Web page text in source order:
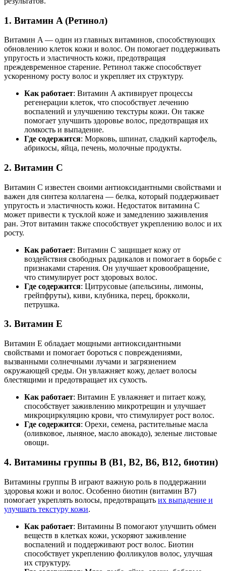
1. Витамин A (Ретинол)
Витамин A — один из главных витаминов, способствующих
обновлению клеток кожи и волос. Он помогает поддерживать
упругость и эластичность кожи, предотвращая
преждевременное старение. Ретинол также способствует
ускоренному росту волос и укрепляет их структуру.
Как работает: Витамин A активирует процессы
регенерации клеток, что способствует лечению
воспалений и улучшению текстуры кожи. Он также
помогает улучшить здоровье волос, предотвращая их
ломкость и выпадение.
Где содержится: Морковь, шпинат, сладкий картофель,
абрикосы, яйца, печень, молочные продукты.
2. Витамин C
Витамин C известен своими антиоксидантными свойствами и
важен для синтеза коллагена — белка, который поддерживает
упругость и эластичность кожи. Недостаток витамина C
может привести к тусклой коже и замедлению заживления
ран. Этот витамин также способствует укреплению волос и их
росту.
Как работает: Витамин C защищает кожу от
воздействия свободных радикалов и помогает в борьбе с
признаками старения. Он улучшает кровообращение,
что стимулирует рост здоровых волос.
Где содержится: Цитрусовые (апельсины, лимоны,
грейпфруты), киви, клубника, перец, брокколи,
петрушка.
3. Витамин E
Витамин E обладает мощными антиоксидантными
свойствами и помогает бороться с повреждениями,
вызванными солнечными лучами и загрязнением
окружающей среды. Он увлажняет кожу, делает волосы
блестящими и предотвращает их сухость.
Как работает: Витамин E увлажняет и питает кожу,
способствует заживлению микротрещин и улучшает
микроциркуляцию крови, что стимулирует рост волос.
Где содержится: Орехи, семена, растительные масла
(оливковое, льняное, масло авокадо), зеленые листовые
овощи.
4. Витамины группы B (В1, В2, В6, В12, биотин)
Витамины группы B играют важную роль в поддержании
здоровья кожи и волос. Особенно биотин (витамин B7)
помогает укреплять волосы, предотвращать их выпадение и
улучшать текстуру кожи.
Как работает: Витамины B помогают улучшить обмен
веществ в клетках кожи, ускоряют заживление
воспалений и поддерживают рост волос. Биотин
способствует укреплению фолликулов волос, улучшая
их структуру.